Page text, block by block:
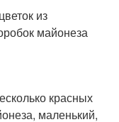
из
майонеза
красных
маленький,